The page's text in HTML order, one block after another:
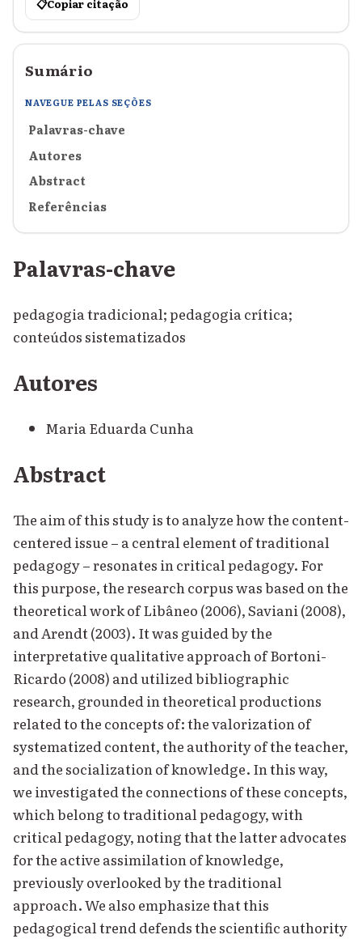
📋Copiar citação
Sumário
NAVEGUE PELAS SEÇÕES
Palavras-chave
Autores
Abstract
Referências
Palavras-chave
pedagogia tradicional; pedagogia crítica;
conteúdos sistematizados
Autores
Maria Eduarda Cunha
Abstract
The aim of this study is to analyze how the content-
centered issue – a central element of traditional
pedagogy – resonates in critical pedagogy. For
this purpose, the research corpus was based on the
theoretical work of Libâneo (2006), Saviani (2008),
and Arendt (2003). It was guided by the
interpretative qualitative approach of Bortoni-
Ricardo (2008) and utilized bibliographic
research, grounded in theoretical productions
related to the concepts of: the valorization of
systematized content, the authority of the teacher,
and the socialization of knowledge. In this way,
we investigated the connections of these concepts,
which belong to traditional pedagogy, with
critical pedagogy, noting that the latter advocates
for the active assimilation of knowledge,
previously overlooked by the traditional
approach. We also emphasize that this
pedagogical trend defends the scientific authority